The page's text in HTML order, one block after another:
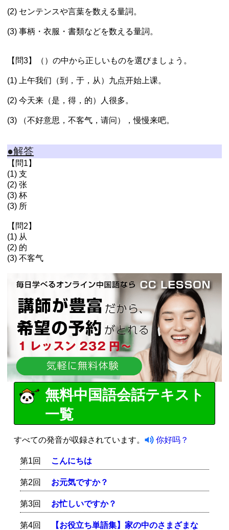
(2) センテンスや言葉を数える量詞。
(3) 事柄・衣服・書類などを数える量詞。
【問3】（）の中から正しいものを選びましょう。
(1) 上午我们（到，于，从）九点开始上课。
(2) 今天来（是，得，的）人很多。
(3) （不好意思，不客气，请问），慢慢来吧。
●解答
【問1】
(1) 支
(2) 张
(3) 杯
(3) 所
【問2】
(1) 从
(2) 的
(3) 不客气
無料中国語会話テキスト
一覧
すべての発音が収録されています。 你好吗？
第1回 こんにちは
第2回 お元気ですか？
第3回 お忙しいですか？
第4回
【お役立ち単語集】家の中のさまざまな